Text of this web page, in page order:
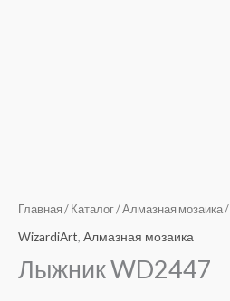
Главная / Каталог/Алмазная мозаика/
WizardiArt, Алмазная мозаика
Лыжник WD2447